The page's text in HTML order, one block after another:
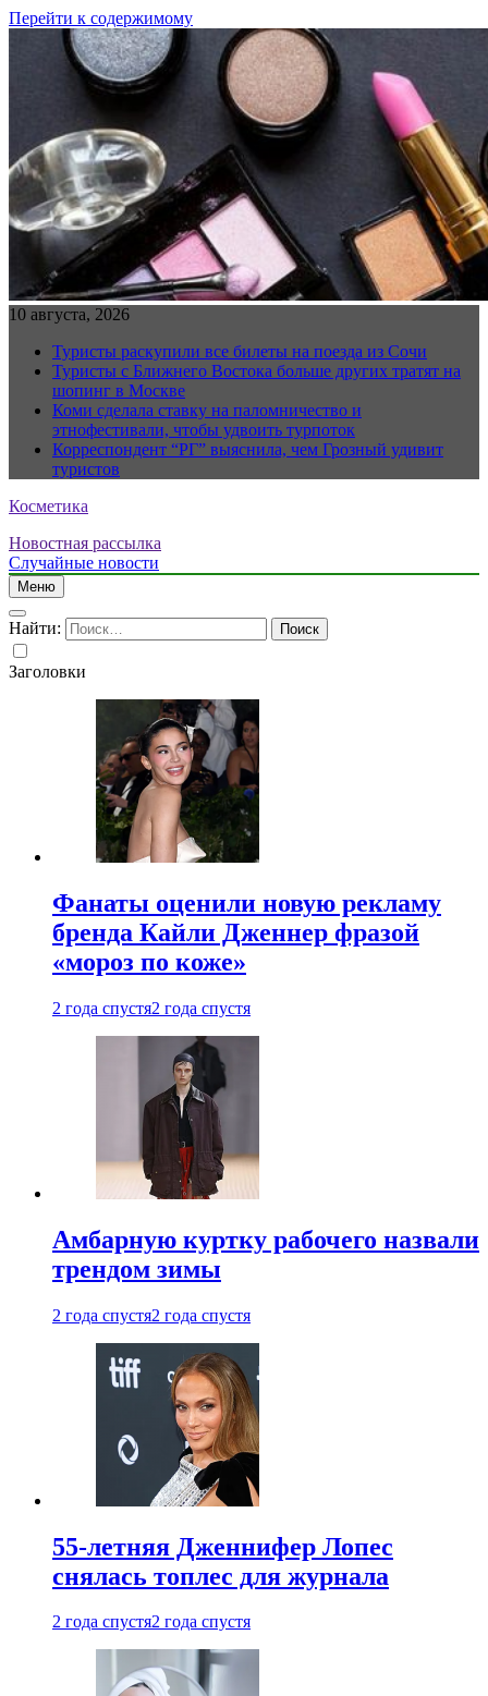
Перейти к содержимому
10 августа, 2026
Туристы раскупили все билеты на поезда из Сочи
Туристы с Ближнего Востока больше других тратят на
шопинг в Москве
Коми сделала ставку на паломничество и
этнофестивали, чтобы удвоить турпоток
Корреспондент “РГ” выяснила, чем Грозный удивит
туристов
Косметика
Новостная рассылка
Случайные новости
Меню
Найти:
Заголовки
Фанаты оценили новую рекламу
бренда Кайли Дженнер фразой
«мороз по коже»
2 года спустя2 года спустя
Амбарную куртку рабочего назвали
трендом зимы
2 года спустя2 года спустя
55-летняя Дженнифер Лопес
снялась топлес для журнала
2 года спустя2 года спустя